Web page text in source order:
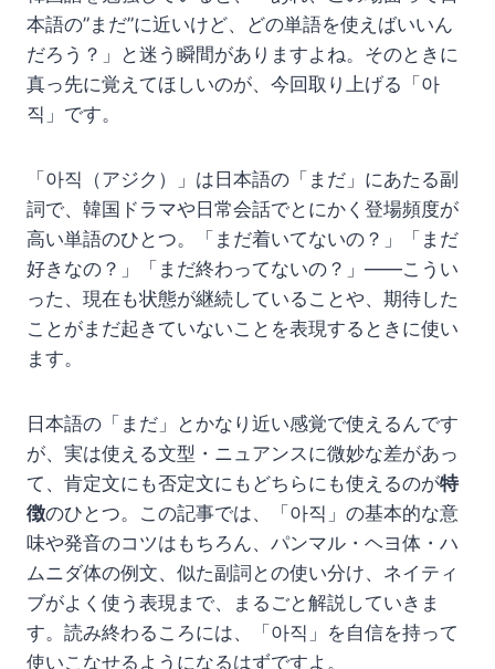
本語の”まだ”に近いけど、どの単語を使えばいいん
だろう？」と迷う瞬間がありますよね。そのときに
真っ先に覚えてほしいのが、今回取り上げる「아
직」です。
「아직（アジク）」は日本語の「まだ」にあたる副
詞で、韓国ドラマや日常会話でとにかく登場頻度が
高い単語のひとつ。「まだ着いてないの？」「まだ
好きなの？」「まだ終わってないの？」——こうい
った、現在も状態が継続していることや、期待した
ことがまだ起きていないことを表現するときに使い
ます。
日本語の「まだ」とかなり近い感覚で使えるんです
が、実は使える文型・ニュアンスに微妙な差があっ
て、肯定文にも否定文にもどちらにも使えるのが特
徴のひとつ。この記事では、「아직」の基本的な意
味や発音のコツはもちろん、パンマル・ヘヨ体・ハ
ムニダ体の例文、似た副詞との使い分け、ネイティ
ブがよく使う表現まで、まるごと解説していきま
す。読み終わるころには、「아직」を自信を持って
使いこなせるようになるはずですよ。